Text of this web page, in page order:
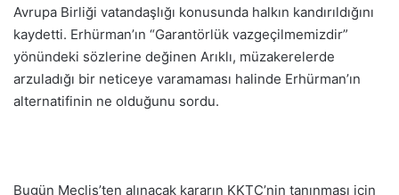
Avrupa Birliği vatandaşlığı konusunda halkın kandırıldığını
kaydetti. Erhürman’ın “Garantörlük vazgeçilmemizdir”
yönündeki sözlerine değinen Arıklı, müzakerelerde
arzuladığı bir neticeye varamaması halinde Erhürman’ın
alternatifinin ne olduğunu sordu.
Bugün Meclis’ten alınacak kararın KKTC’nin tanınması için